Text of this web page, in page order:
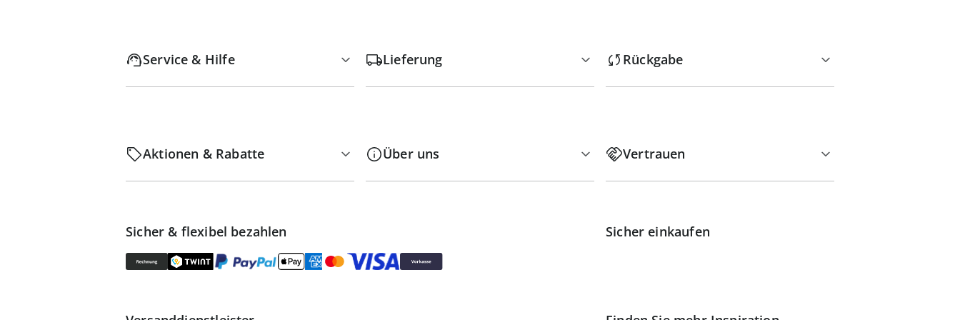
Service & Hilfe Lieferung Rückgabe
Aktionen & Rabatte Über uns Vertrauen
Sicher & flexibel bezahlen Sicher einkaufen